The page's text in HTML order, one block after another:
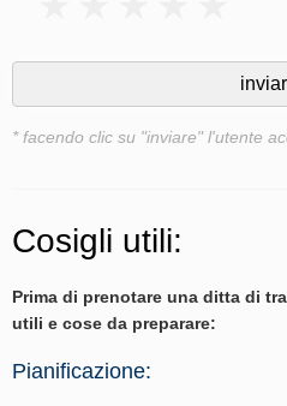
* facendo clic su "inviare" l'utente
Cosigli utili:
Prima di prenotare una ditta di
utili e cose da preparare:
Pianificazione: